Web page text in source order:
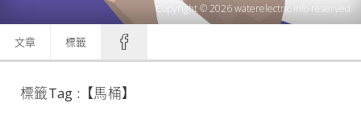
Copyright © 2026 waterelectric.info reserved.
文章 標籤
標籤Tag :【馬桶】